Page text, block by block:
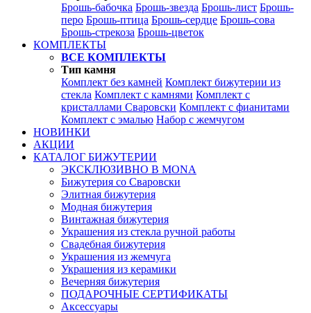
Брошь-бабочка Брошь-звезда Брошь-лист Брошь-
перо Брошь-птица Брошь-сердце Брошь-сова
Брошь-стрекоза Брошь-цветок
КОМПЛЕКТЫ
ВСЕ КОМПЛЕКТЫ
Тип камня
Комплект без камней Комплект бижутерии из
стекла Комплект с камнями Комплект с
кристаллами Сваровски Комплект с фианитами
Комплект с эмалью Набор с жемчугом
НОВИНКИ
АКЦИИ
КАТАЛОГ БИЖУТЕРИИ
ЭКСКЛЮЗИВНО В MONA
Бижутерия со Сваровски
Элитная бижутерия
Модная бижутерия
Винтажная бижутерия
Украшения из стекла ручной работы
Свадебная бижутерия
Украшения из жемчуга
Украшения из керамики
Вечерняя бижутерия
ПОДАРОЧНЫЕ СЕРТИФИКАТЫ
Аксессуары